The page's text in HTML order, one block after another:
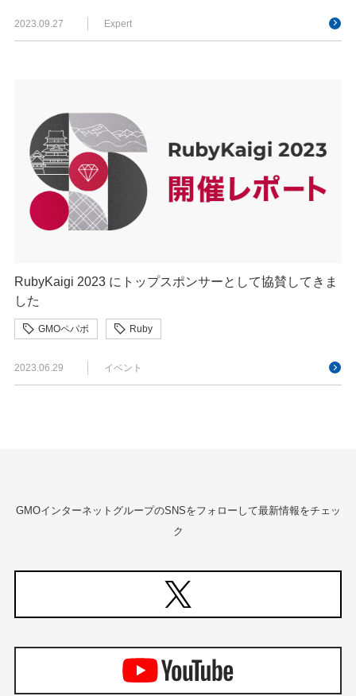
2023.09.27 Expert
RubyKaigi 2023 にトップスポンサーとして協賛してきま
した
GMOペパボ Ruby
2023.06.29 イベント
GMOインターネットグループのSNSをフォローして最新情報をチェッ
ク